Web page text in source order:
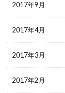
2017年9月
2017年4月
2017年3月
2017年2月